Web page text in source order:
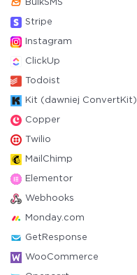
BulkSMS
Stripe
Instagram
ClickUp
Todoist
Kit (dawniej ConvertKit)
Copper
Twilio
MailChimp
Elementor
Webhooks
Monday.com
GetResponse
WooCommerce